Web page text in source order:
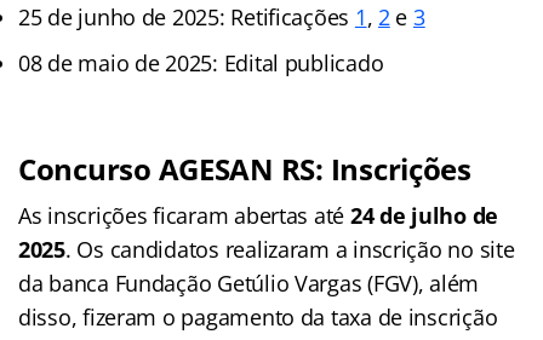
25 de junho de 2025: Retificações 1, 2e 3
08 de maio de 2025: Edital publicado
Concurso AGESAN RS: Inscrições
As inscrições ficaram abertas até 24 de julho de
2025. Os candidatos realizaram a inscrição no site
da banca Fundação Getúlio Vargas (FGV), além
disso, fizeram o pagamento da taxa de inscrição